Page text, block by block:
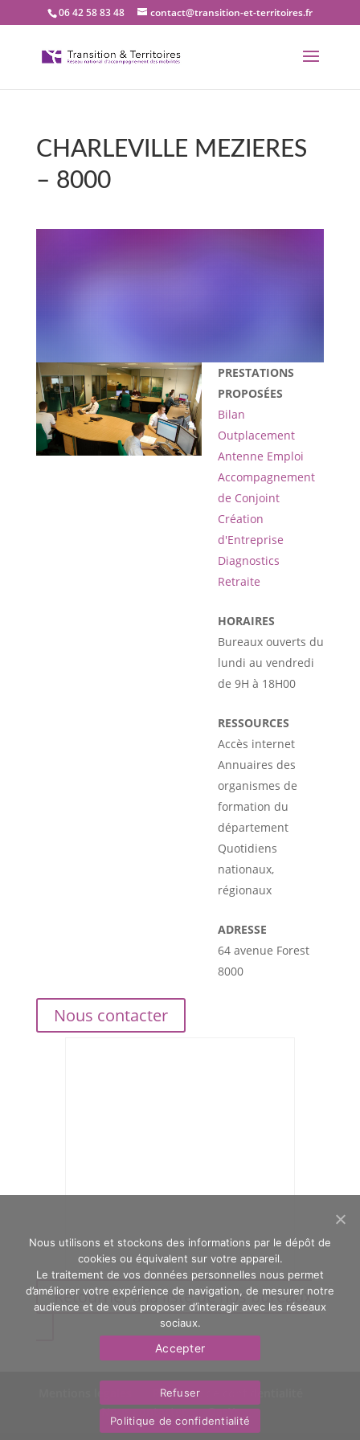
06 42 58 83 48 contact@transition-et-territoires.fr
CHARLEVILLE MEZIERES
– 8000
bureau Transition et
PRESTATIONS
PROPOSÉES
Bilan
Outplacement
Antenne Emploi
Accompagnement
de Conjoint
Création
d'Entreprise
Diagnostics
Retraite
HORAIRES
Bureaux ouverts du
lundi au vendredi
de 9H à 18H00
RESSOURCES
Accès internet
Annuaires des
organismes de
formation du
département
Quotidiens
nationaux,
régionaux
ADRESSE
64 avenue Forest
8000
Nous contacter
Retourner à la liste de nos bureaux
Politique de confidentialité
Nous contacter
OasYs
Nous utilisons et stockons des informations par le dépôt de
cookies ou équivalent sur votre appareil.
Le traitement de vos données personnelles nous permet
d’améliorer votre expérience de navigation, de mesurer notre
audience et de vous proposer d’interagir avec les réseaux
sociaux.
Accepter
Refuser
Politique de confidentialité